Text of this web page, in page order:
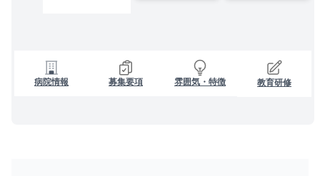
病院情報 募集要項 雰囲気・特徴 教育研修